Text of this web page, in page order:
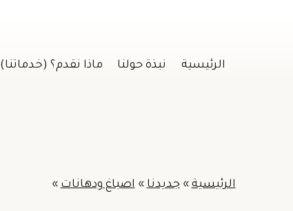
الرئيسية
نبذة حولنا ماذا نقدم؟ (خدماتنا)
الرئيسية»جديدنا»اصباغ ودهانات»